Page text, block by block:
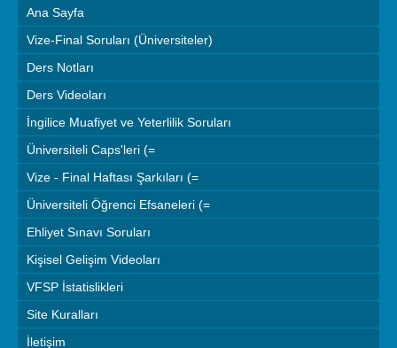
Ana Sayfa
Vize-Final Soruları (Üniversiteler)
Ders Notları
Ders Videoları
İngilice Muafiyet ve Yeterlilik Soruları
Üniversiteli Caps'leri (=
Vize - Final Haftası Şarkıları (=
Üniversiteli Öğrenci Efsaneleri (=
Ehliyet Sınavı Soruları
Kişisel Gelişim Videoları
VFSP İstatislikleri
Site Kuralları
İletişim